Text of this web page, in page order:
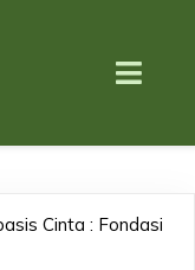
Cinta : Fondasi